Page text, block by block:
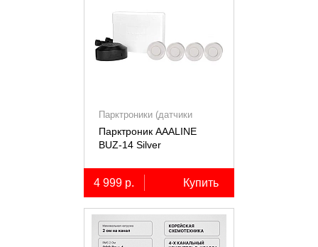
Парктроники (датчики
парковки)
Парктроник AAALINE
BUZ-14 Silver
4 999 р. Купить